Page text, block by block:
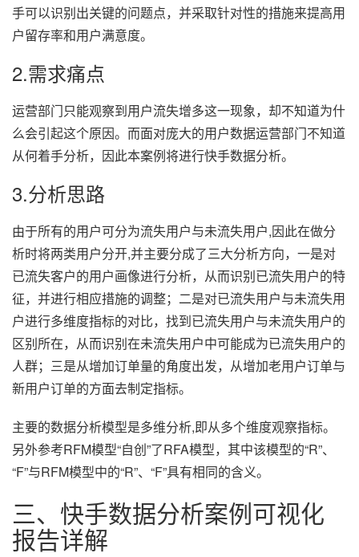
手可以识别出关键的问题点，并采取针对性的措施来提高用
户留存率和用户满意度。
2.需求痛点
运营部门只能观察到用户流失增多这一现象，却不知道为什
么会引起这个原因。而面对庞大的用户数据运营部门不知道
从何着手分析，因此本案例将进行快手数据分析。
3.分析思路
由于所有的用户可分为流失用户与未流失用户,因此在做分
析时将两类用户分开,并主要分成了三大分析方向，一是对
已流失客户的用户画像进行分析，从而识别已流失用户的特
征，并进行相应措施的调整；二是对已流失用户与未流失用
户进行多维度指标的对比，找到已流失用户与未流失用户的
区别所在，从而识别在未流失用户中可能成为已流失用户的
人群；三是从增加订单量的角度出发，从增加老用户订单与
新用户订单的方面去制定指标。
主要的数据分析模型是多维分析,即从多个维度观察指标。
另外参考RFM模型“自创”了RFA模型，其中该模型的“R”、
“F”与RFM模型中的“R”、“F”具有相同的含义。
三、快手数据分析案例可视化
报告详解